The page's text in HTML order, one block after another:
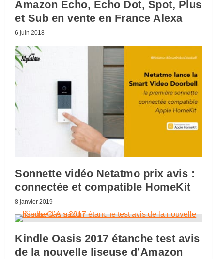
Amazon Echo, Echo Dot, Spot, Plus
et Sub en vente en France Alexa
6 juin 2018
Sonnette vidéo Netatmo prix avis :
connectée et compatible HomeKit
8 janvier 2019
Kindle Oasis 2017 étanche test avis
de la nouvelle liseuse d’Amazon